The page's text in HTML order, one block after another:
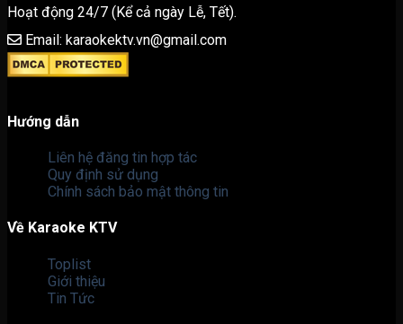
Hoạt động 24/7 (Kể cả ngày Lễ, Tết).
Email: karaokektv.vn@gmail.com
Hướng dẫn
Liên hệ đăng tin hợp tác
Quy định sử dụng
Chính sách bảo mật thông tin
Về Karaoke KTV
Toplist
Giới thiệu
Tin Tức